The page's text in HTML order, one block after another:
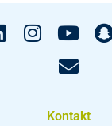
Kontakt